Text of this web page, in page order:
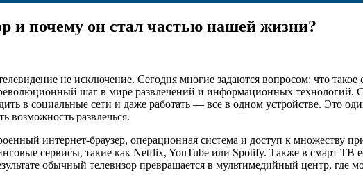
и почему он стал частью нашей жизни?
не исключение. Сегодня многие задаются вопросом: что
шаг в мире развлечений и информационных технологий.
в социальные сети и даже работать — все в одном устройстве. Это
возможность развлечься.
интернет-браузер, операционная система и доступ к множеству
сервисы, такие как Netflix, YouTube или Spotify. Также в смарт ТВ
обычный телевизор превращается в мультимедийный центр,